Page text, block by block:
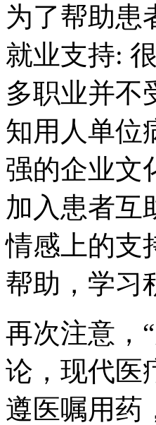
为了帮助患
就业支持:
多职业并不
知用人单位
强的企业文
加入患者互
情感上的支
帮助，学习
再次注意，
论，现代医
遵医嘱用药